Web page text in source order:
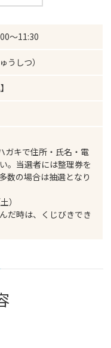
～11:30
しつ）
ガキで住所・氏名・電
。当選者には整理券を
数の場合は抽選となり
）
だ時は、くじびきでき